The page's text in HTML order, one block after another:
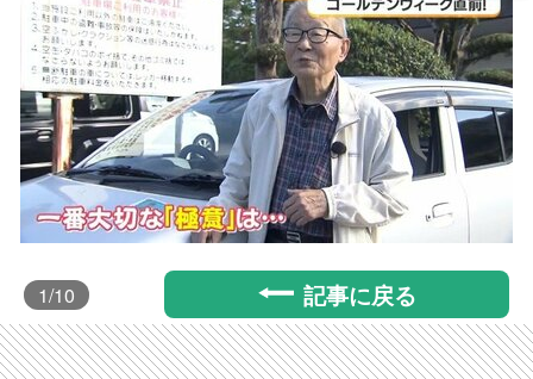
1/10 記事に戻る